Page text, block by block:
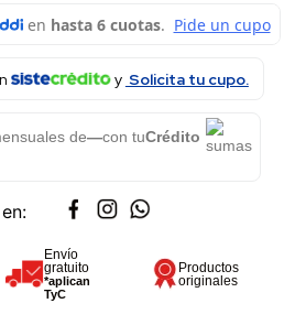
Solicita tu cupo.
de—con tuCrédito
Envío
gratuito
*aplican
TyC
Productos
originales